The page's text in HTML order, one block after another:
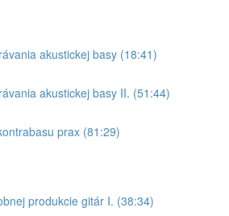
akustickej basy (18:41)
akustickej basy II. (51:44)
prax (81:29)
produkcie gitár I. (38:34)